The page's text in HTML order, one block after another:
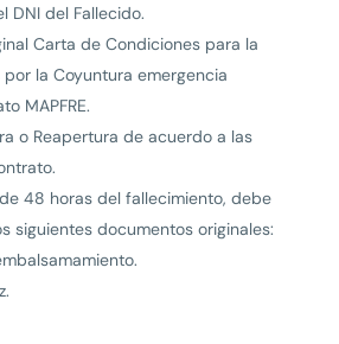
DNI del Fallecido.
Carta de Condiciones para la
la Coyuntura emergencia
MAPFRE.
o Reapertura de acuerdo a las
48 horas del fallecimiento, debe
siguientes documentos originales: